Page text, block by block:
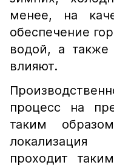
менее, на
обеспечение
водой, а также
влияют.
процесс на
таким
локализация
проходит